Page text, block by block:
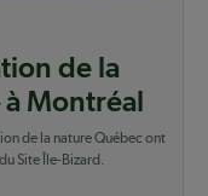
de la
Montréal
de la nature Québec ont
Site Île-Bizard.